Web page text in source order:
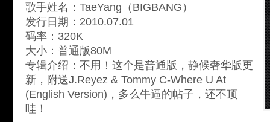
歌手姓名：TaeYang（BIGBANG）
发行日期：2010.07.01
码率：320K
大小：普通版80M
专辑介绍：不用！这个是普通版，静候奢华版更
新，附送J.Reyez & Tommy C-Where U At
(English Version)，多么牛逼的帖子，还不顶
哇！